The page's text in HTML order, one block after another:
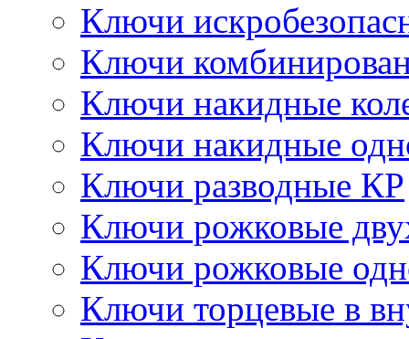
Ключи
Ключи
Ключи накидные
Ключи накидные
Ключи разводные КР
Ключи рожковые
Ключи рожковые
Ключи торцевые в